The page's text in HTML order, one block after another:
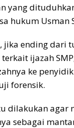
yang
hukum Usman
jika ending dari
ijazah
ke
forensik.
dilakukan agar
sebagai